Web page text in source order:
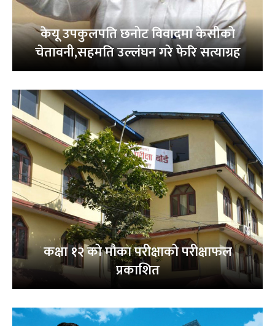
केयू उपकुलपति छनोट विवादमा केसीको
चेतावनी,सहमति उल्लंघन गरे फेरि सत्याग्रह
कक्षा १२ को मौका परीक्षाको परीक्षाफल
प्रकाशित